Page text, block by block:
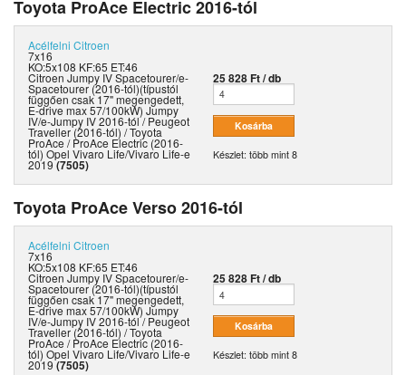
Toyota ProAce Electric 2016-tól
Acélfelni Citroen
7x16
KO:5x108 KF:65 ET:46
Citroen Jumpy IV Spacetourer/e-
Spacetourer (2016-tól)(típustól
függően csak 17" megengedett,
E-drive max 57/100kW) Jumpy
IV/e-Jumpy IV 2016-tól / Peugeot
Traveller (2016-tól) / Toyota
ProAce / ProAce Electric (2016-
tól) Opel Vivaro Life/Vivaro Life-e
2019(7505)
25 828 Ft / db
Készlet: több mint 8
Toyota ProAce Verso 2016-tól
Acélfelni Citroen
7x16
KO:5x108 KF:65 ET:46
Citroen Jumpy IV Spacetourer/e-
Spacetourer (2016-tól)(típustól
függően csak 17" megengedett,
E-drive max 57/100kW) Jumpy
IV/e-Jumpy IV 2016-tól / Peugeot
Traveller (2016-tól) / Toyota
ProAce / ProAce Electric (2016-
tól) Opel Vivaro Life/Vivaro Life-e
2019(7505)
25 828 Ft / db
Készlet: több mint 8